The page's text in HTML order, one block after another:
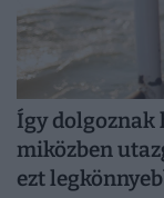
Így dolgoznak
miközben
ezt